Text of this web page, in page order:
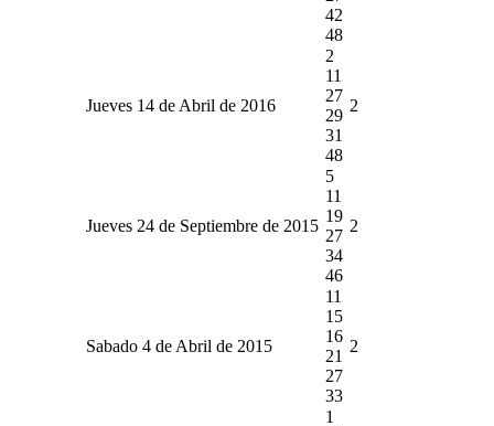
42
48
Jueves 14 de Abril de 2016
2
11
27
29
31
48
2
Jueves 24 de Septiembre de 2015
5
11
19
27
34
46
2
Sabado 4 de Abril de 2015
11
15
16
21
27
33
2
1